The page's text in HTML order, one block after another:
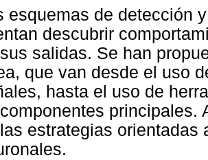
esquemas de detección
descubrir
salidas. Se han
que van desde el uso
hasta el uso de
principales.
estrategias orientadas